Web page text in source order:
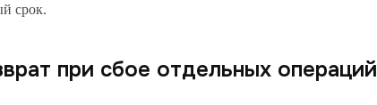
срок.
при сбое отдельных операций